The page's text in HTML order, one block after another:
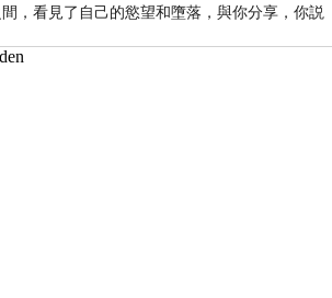
，看見了自己的慾望和墮落，與你分享，你説